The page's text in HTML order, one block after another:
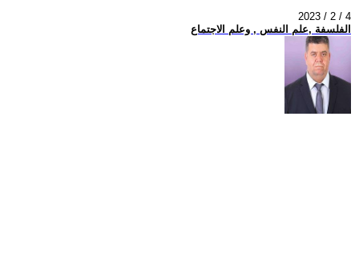
2023 / 2 / 4
الفلسفة ,علم النفس , وعلم الاجتماع